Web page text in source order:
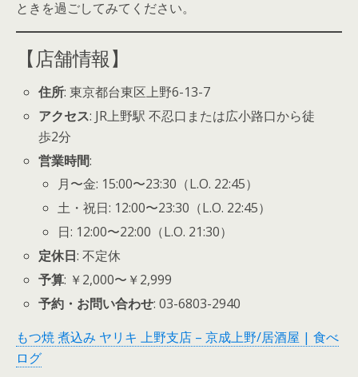
ときを過ごしてみてください。
【店舗情報】
住所: 東京都台東区上野6-13-7
アクセス: JR上野駅 不忍口または広小路口から徒
歩2分
営業時間:
月〜金: 15:00〜23:30（L.O. 22:45）
土・祝日: 12:00〜23:30（L.O. 22:45）
日: 12:00〜22:00（L.O. 21:30）
定休日: 不定休
予算: ￥2,000〜￥2,999
予約・お問い合わせ: 03-6803-2940
もつ焼 煮込み ヤリキ 上野支店 – 京成上野/居酒屋 | 食べ
ログ